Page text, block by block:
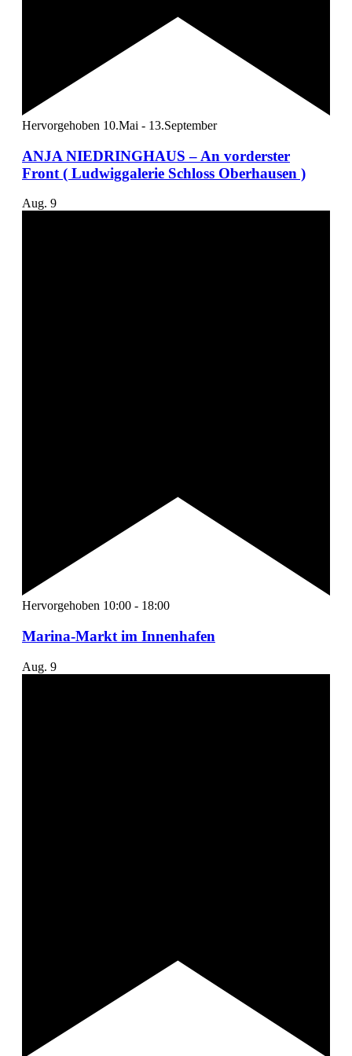
Hervorgehoben 10.Mai - 13.September
ANJA NIEDRINGHAUS – An vorderster
Front ( Ludwiggalerie Schloss Oberhausen )
Aug. 9
Hervorgehoben 10:00 - 18:00
Marina-Markt im Innenhafen
Aug. 9